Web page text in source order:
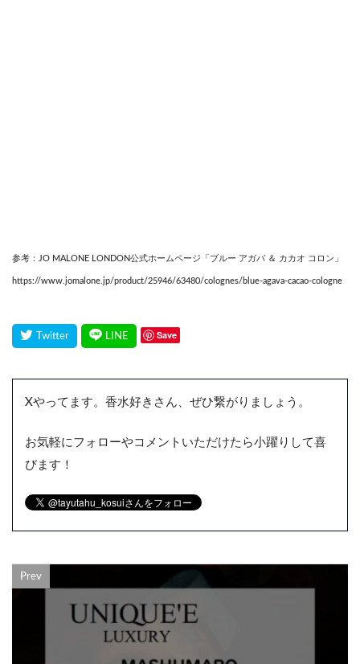
参考：JO MALONE LONDON公式ホームページ「ブルー アガバ ＆ カカオ コロン」
https://www.jomalone.jp/product/25946/63480/colognes/blue-agava-cacao-cologne
Save
Xやってます。香水好きさん、ぜひ繋がりましょう。
お気軽にフォローやコメントいただけたら小躍りして喜
びます！
Prev